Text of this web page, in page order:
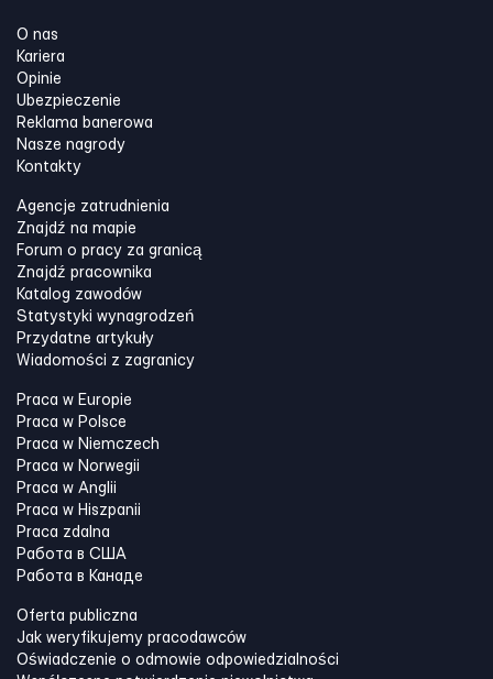
O nas
Kariera
Opinie
Ubezpieczenie
Reklama banerowa
Nasze nagrody
Kontakty
Agencje zatrudnienia
Znajdź na mapie
Forum o pracy za granicą
Znajdź pracownika
Katalog zawodów
Statystyki wynagrodzeń
Przydatne artykuły
Wiadomości z zagranicy
Praca w Europie
Praca w Polsce
Praca w Niemczech
Praca w Norwegii
Praca w Anglii
Praca w Hiszpanii
Praca zdalna
Работа в США
Работа в Канадe
Oferta publiczna
Jak weryfikujemy pracodawców
Oświadczenie o odmowie odpowiedzialności